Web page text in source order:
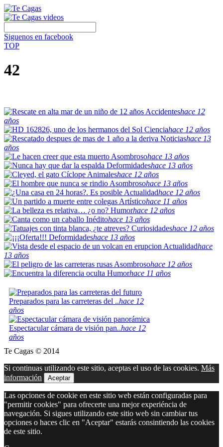
Siguenos en facebook
TOP
42
Accidenteshace 12
años
Cienciahace 12 años
Noticiashace 13
años
Asombrosohace 13 años
Deformidadeshace 13 años
Animaleshace 12 años
Asombrosohace 13 años
Actualidadhace 12 años
Artísticohace 11 años
Humorhace 12 años
Inéditohace 13 años
Curiosidadeshace 12 años
Deformidadeshace 13 años
Actualidadhace
13 años
Asombrosohace 12 años
Humorhace 11 años
Preparados para las carreteras del ..hace 12
años
Espectacular cámara de visión pan..hace 12
años
Te Cagas © 2014
Si continuas utilizando este sitio, aceptas el uso de las cookies. Más
información
Aceptar
Las opciones de cookie en este sitio web están configuradas para
"permitir cookies" para ofrecerte una mejor experiéncia de
navegación. Si sigues utilizando este sitio web sin cambiar tus
opciones o haces clic en "Aceptar" estarás consintiendo las cookies
de este sitio.